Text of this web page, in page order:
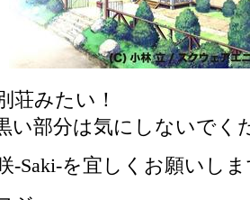
荘みたい！
い部分は気にしないでく
-Saki-を宜しくお願いし